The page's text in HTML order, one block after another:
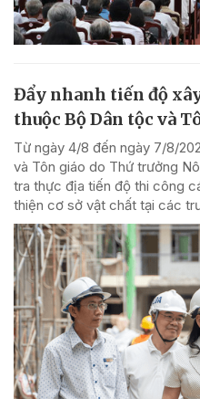
Đẩy nhanh tiến độ
thuộc Bộ Dân tộc và
Từ ngày 4/8 đến ngày 7/8/
và Tôn giáo do Thứ trưởng
tra thực địa tiến độ thi công
thiện cơ sở vật chất tại các